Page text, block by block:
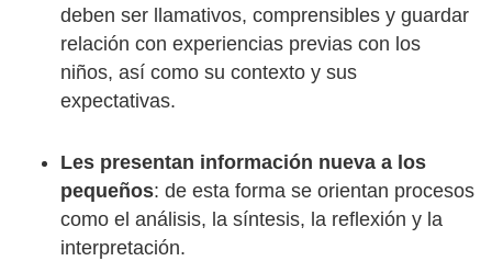
deben ser llamativos, comprensibles y guardar
relación con experiencias previas con los
niños, así como su contexto y sus
expectativas.
Les presentan información nueva a los
pequeños: de esta forma se orientan procesos
como el análisis, la síntesis, la reflexión y la
interpretación.